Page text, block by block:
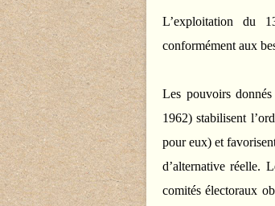
L’exploitation du
conformément aux
Les pouvoirs
1962) stabilisent
pour eux) et
d’alternative réelle.
comités électoraux